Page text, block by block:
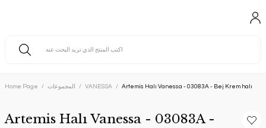
Home Page المجموعات VANESSA Artemis Halı Vanessa - 03083A - Bej Krem halı
Artemis Halı Vanessa - 03083A -